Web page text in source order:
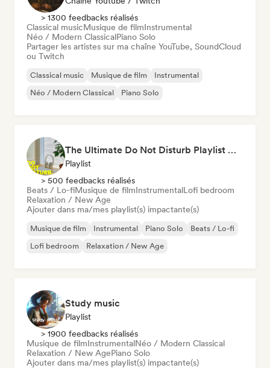
> 1300 feedbacks réalisés
Classical musicMusique de filmInstrumental
Néo / Modern ClassicalPiano Solo
Partager les artistes sur ma chaîne YouTube, SoundCloud
ou Twitch
Classical music Musique de film
Instrumental
Néo / Modern Classical
Piano Solo
The Ultimate Do Not Disturb Playlist 🔕 Neo-Classical & Ambient Piano
Playlist
> 500 feedbacks réalisés
Beats / Lo-fiMusique de filmInstrumentalLofi bedroom
Relaxation / New Age
Ajouter dans ma/mes playlist(s) impactante(s)
Musique de film Instrumental Piano Solo
Beats / Lo-fi
Lofi bedroom
Relaxation / New Age
Study music
Playlist
> 1900 feedbacks réalisés
Musique de filmInstrumentalNéo / Modern Classical
Relaxation / New AgePiano Solo
Ajouter dans ma/mes playlist(s) impactante(s)